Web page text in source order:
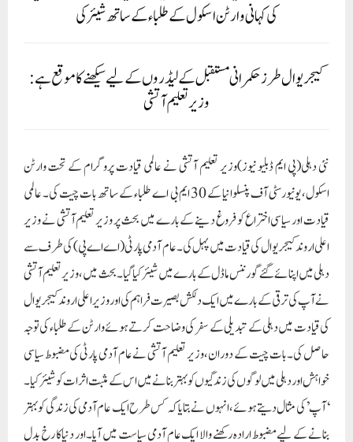
کی کہانی وارٹن اسکول کے طلباء کے ساتھ شیئر کی
کیجریوال طرز حکمرانی مستقبل کے لیڈروں کے لیے سیکھنے کا موقع ہے:
وزیر تعلیم آتشی
نئی دہلی(پی ایم ڈبلیو نیوز)وزیر تعلیم آتشی نے عالمی قیادت پروگرام کے تحت وارٹن
اسکول، یونیورسٹی آف پنسلوانیا کے 30 ایم بی اے طلباء کے ساتھ بات چیت کی۔ عالمی
قیادت اور سیاسی اختراع کو فروغ دینے کے بارے میں بحث پر وزیر تعلیم آتشی نے وزیر
اعلی اروند کیجریوال کی قیادت میں پہل کی۔عام آدمی پارٹی (اے اے پی) کی طرف سے
دہلی میں اپنائے گئے گورننس ماڈل کے بارے میں شیئر کیا گیا۔ بحث میں، وزیر تعلیم آتشی
نے آپ کی ترقی کے بارے میں ایک دلکش بصیرت فراہم کی اور وزیر اعلی اروند کیجریوال
کی قیادت میں دہلی کے تبدیلی کے سفر کی وضاحت کرتے ہوئے وارٹن کے طلباء کی توجہ
حاصل کی۔ بات چیت کے دوران، وزیر تعلیم آتشی نے عام آدمی پارٹی کی مضبوط سیاسی
خواہش اور دہلی میں لوگوں کی زندگیوں کو بہتر بنانے میں اس کے مثبت اثرات کو شیئر کیا۔
‘آپ’ کی مثال دیتے ہوئے، انہوں نے بتایا کہ کس طرح ایک عام آدمی کی زندگی کو بہتر
بنانے کے لیے مضبوط ارادہ رکھنے والا ایک عام آدمی سیاست میں آیا۔اور دنیا کا رخ بدل